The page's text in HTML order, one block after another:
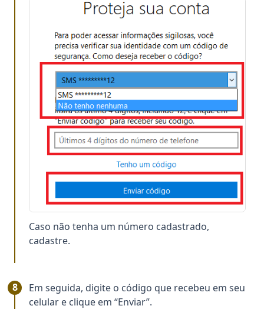
Caso não tenha um número cadastrado,
cadastre.
Em seguida, digite o código que recebeu em seu
celular e clique em “Enviar”.